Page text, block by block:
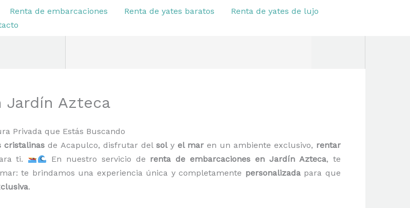
Renta de embarcaciones Renta de yates baratos
Renta de yates de lujo
Jardín Azteca
Privada que Estás Buscando
cristalinas de Acapulco, disfrutar del soly el maren un ambiente exclusivo, rentar
ti. En nuestro servicio de renta de embarcaciones en Jardín Azteca, te
te brindamos una experiencia única y completamente personalizadapara que
.